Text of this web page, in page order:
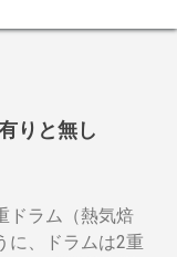
りと無し
ドラム（熱気焙
に、ドラムは2重